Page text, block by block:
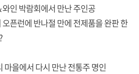
인 박람회에서 만난 주인공
픈런에 반나절 만에 전제품을 완판 한
마을에서 다시 만난 전통주 명인